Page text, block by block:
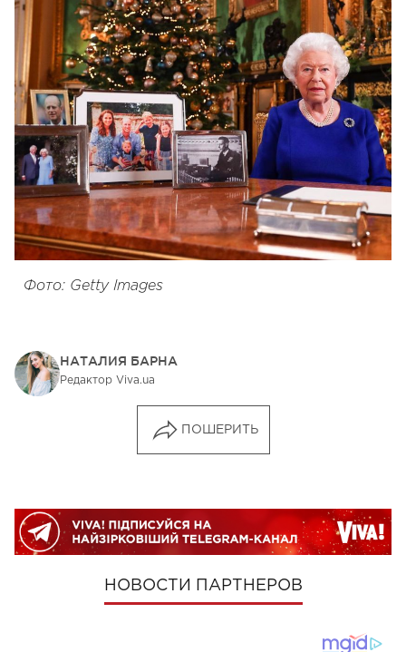
Фото: Getty Images
НАТАЛИЯ БАРНА
Редактор Viva.ua
ПОШЕРИТЬ
НОВОСТИ ПАРТНЕРОВ